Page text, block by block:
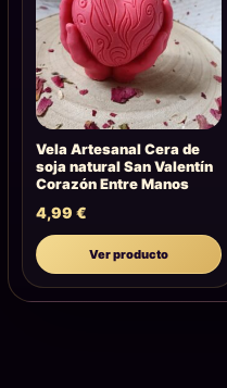
Vela Artesanal Cera de
soja natural San Valentín
Corazón Entre Manos
4,99 €
Ver producto